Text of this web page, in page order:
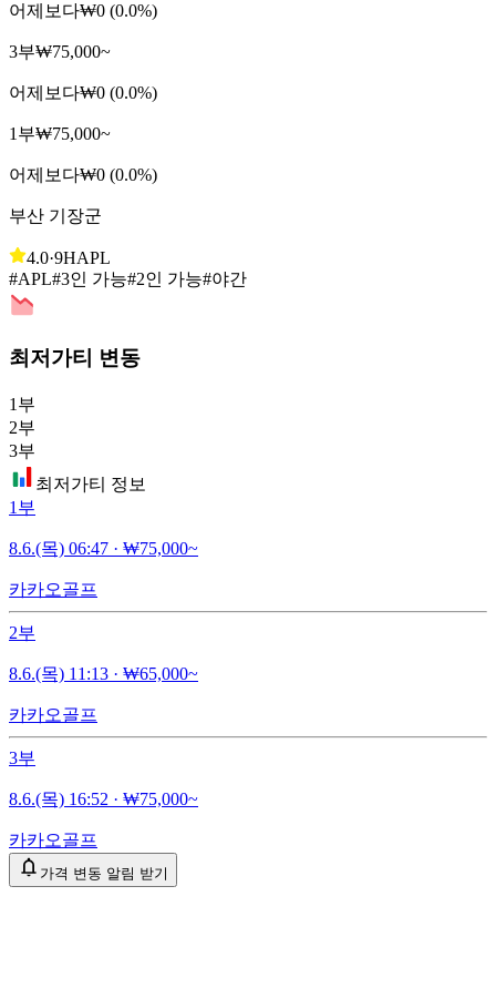
어제보다₩0 (0.0%)
3부₩75,000~
어제보다₩0 (0.0%)
1부₩75,000~
어제보다₩0 (0.0%)
부산 기장군
4.0·9HAPL
#APL#3인 가능#2인 가능#야간
최저가티 변동
1부
2부
3부
최저가티 정보
1부
8.6.(목) 06:47 · ₩75,000~
카카오골프
2부
8.6.(목) 11:13 · ₩65,000~
카카오골프
3부
8.6.(목) 16:52 · ₩75,000~
카카오골프
가격 변동 알림 받기